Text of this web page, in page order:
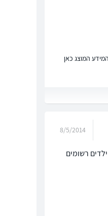
המוצג כאן
8/5/2014
כבני 16,14,12,9.נפרדנו לפני כמעט 7 שנים.עד היום ילדים רשומים